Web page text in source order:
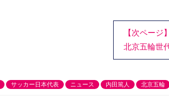
【次ページ】
北京五輪世
サッカー日本代表 ニュース 内田篤人 北京五輪